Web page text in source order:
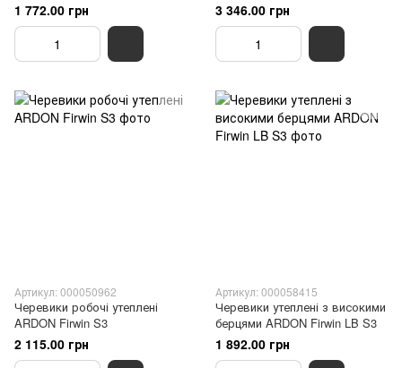
1 772.00 грн 3 346.00 грн
Артикул: 000050962
Черевики робочі утеплені
ARDON Firwin S3
2 115.00 грн
Артикул: 000058415
Черевики утеплені з високими
берцями ARDON Firwin LB S3
1 892.00 грн